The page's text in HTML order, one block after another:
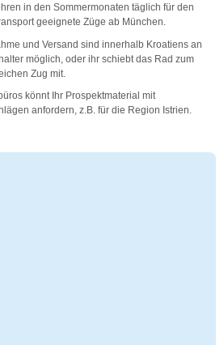
in den Sommermonaten täglich für den
geeignete Züge ab München.
und Versand sind innerhalb Kroatiens an
möglich, oder ihr schiebt das Rad zum
Zug mit.
könnt Ihr Prospektmaterial mit
anfordern, z.B. für die Region Istrien.